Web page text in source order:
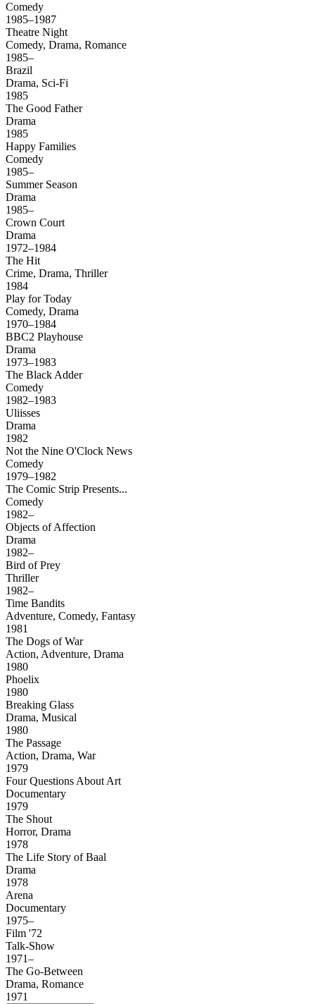
Comedy
1985–1987
Theatre Night
Comedy, Drama, Romance
1985–
Brazil
Drama, Sci-Fi
1985
The Good Father
Drama
1985
Happy Families
Comedy
1985–
Summer Season
Drama
1985–
Crown Court
Drama
1972–1984
The Hit
Crime, Drama, Thriller
1984
Play for Today
Comedy, Drama
1970–1984
BBC2 Playhouse
Drama
1973–1983
The Black Adder
Comedy
1982–1983
Uliisses
Drama
1982
Not the Nine O'Clock News
Comedy
1979–1982
The Comic Strip Presents...
Comedy
1982–
Objects of Affection
Drama
1982–
Bird of Prey
Thriller
1982–
Time Bandits
Adventure, Comedy, Fantasy
1981
The Dogs of War
Action, Adventure, Drama
1980
Phoelix
1980
Breaking Glass
Drama, Musical
1980
The Passage
Action, Drama, War
1979
Four Questions About Art
Documentary
1979
The Shout
Horror, Drama
1978
The Life Story of Baal
Drama
1978
Arena
Documentary
1975–
Film '72
Talk-Show
1971–
The Go-Between
Drama, Romance
1971